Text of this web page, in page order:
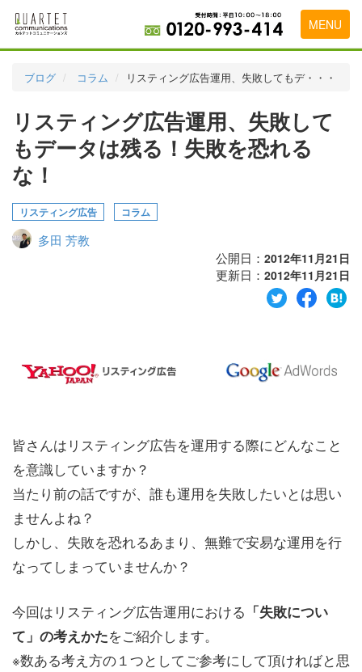
MENU
実績・お客様の声
初めて導入をお考えの方
広告代理店・HP制作会社様へ
ブログ コラム リスティング広告運用、失敗してもデ・・・
リスティング広告運用、失敗して
もデータは残る！失敗を恐れる
な！
リスティング広告 コラム
多田 芳教
公開日： 2012年11月21日
更新日： 2012年11月21日
皆さんはリスティング広告を運用する際にどんなこと
を意識していますか？
当たり前の話ですが、誰も運用を失敗したいとは思い
ませんよね？
しかし、失敗を恐れるあまり、無難で安易な運用を行
なってしまっていませんか？
今回はリスティング広告運用における 「失敗につい
て」の考えかたをご紹介します。
※数ある考え方の１つとしてご参考にして頂ければと思